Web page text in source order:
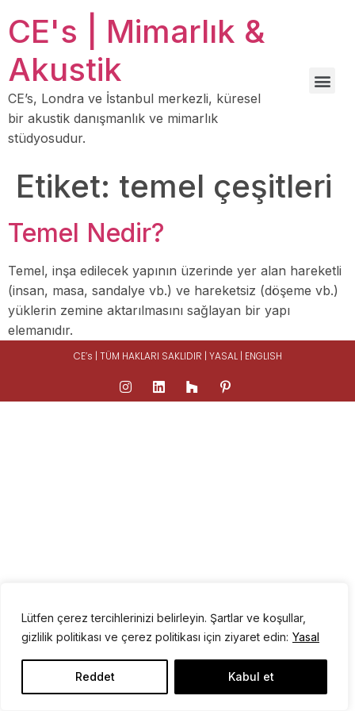
Lütfen çerez tercihlerinizi belirleyin. Şartlar ve koşullar,
gizlilik politikası ve çerez politikası için ziyaret edin: Yasal
Reddet Kabul et
CE's | Mimarlık &
Akustik
CE’s, Londra ve İstanbul merkezli, küresel
bir akustik danışmanlık ve mimarlık
stüdyosudur.
Etiket: temel çeşitleri
Temel Nedir?
Temel, inşa edilecek yapının üzerinde yer alan hareketli
(insan, masa, sandalye vb.) ve hareketsiz (döşeme vb.)
yüklerin zemine aktarılmasını sağlayan bir yapı
elemanıdır.
CE’s | TÜM HAKLARI SAKLIDIR | YASAL | ENGLISH